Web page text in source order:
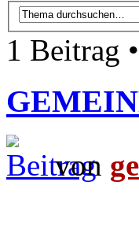
1 Beitrag
von